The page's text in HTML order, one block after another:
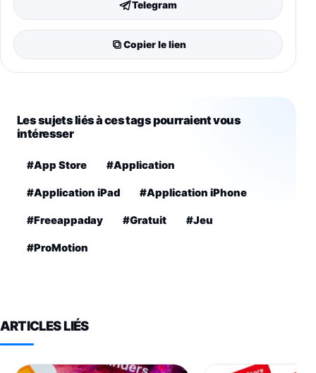
Telegram
Copier le lien
Les sujets liés à ces tags pourraient vous
intéresser
#App Store #Application
#Application iPad #Application iPhone
#Freeappaday #Gratuit #Jeu
#ProMotion
ARTICLES LIÉS